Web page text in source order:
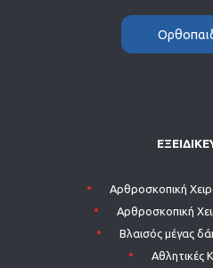
Aρθροσκοπική
Aρθροσκοπική
Βλαισός μέγας
Αθλητικές